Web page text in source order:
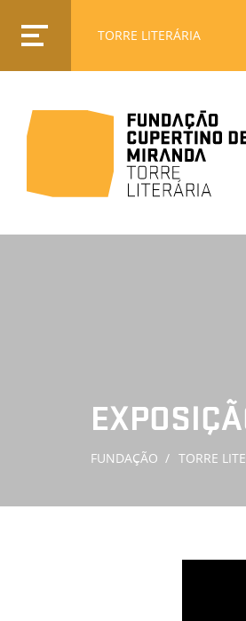
TORRE LITERÁRIA
FUNDAÇÃO TORRE